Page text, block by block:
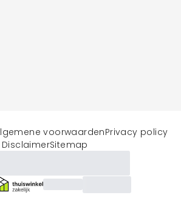
voorwaardenPrivacy policy
DisclaimerSitemap